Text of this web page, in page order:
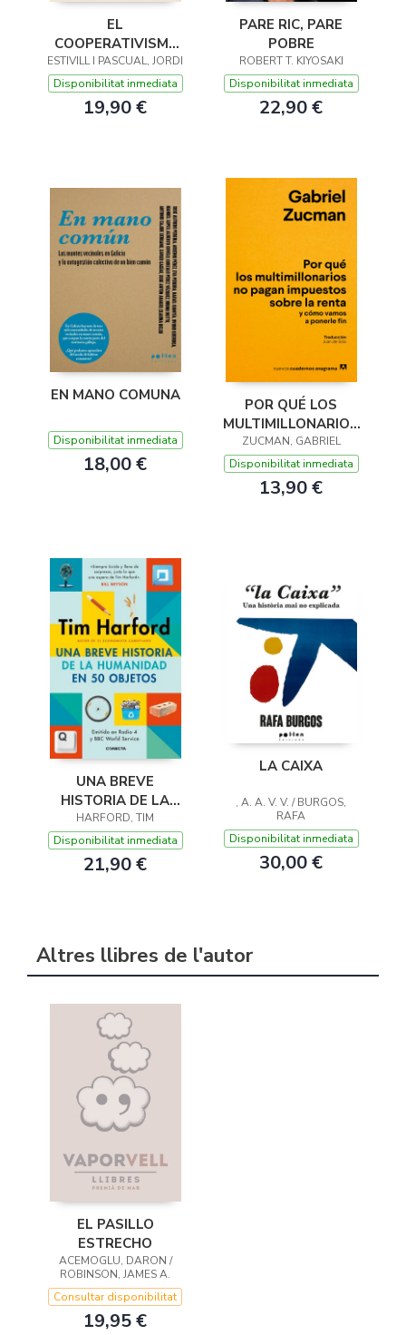
EL
COOPERATIVISME
SOTA EL
FRANQUISME A
CATALUNYA
ESTIVILL I PASCUAL, JORDI
Disponibilitat inmediata
19,90 €
PARE RIC, PARE
POBRE
ROBERT T. KIYOSAKI
Disponibilitat inmediata
22,90 €
EN MANO COMUNA
Disponibilitat inmediata
18,00 €
POR QUÉ LOS
MULTIMILLONARIOS
NO PAGAN
IMPUESTOS SO
ZUCMAN, GABRIEL
Disponibilitat inmediata
13,90 €
UNA BREVE
HISTORIA DE LA
HUMANIDAD EN 50
OBJETOS
HARFORD, TIM
Disponibilitat inmediata
21,90 €
LA CAIXA
, A. A. V. V. / BURGOS,
RAFA
Disponibilitat inmediata
30,00 €
Altres llibres de l'autor
EL PASILLO
ESTRECHO
ACEMOGLU, DARON /
ROBINSON, JAMES A.
Consultar disponibilitat
19,95 €